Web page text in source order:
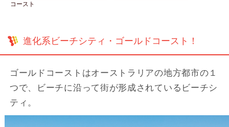
コースト
進化系ビーチシティ・ゴールドコースト！
ゴールドコーストはオーストラリアの地方都市の１
つで、ビーチに沿って街が形成されているビーチシ
ティ。